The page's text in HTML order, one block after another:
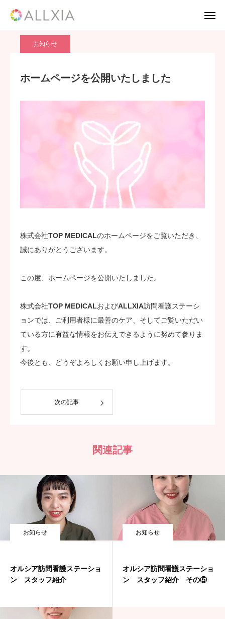
ブログ お知らせ
お知らせ
ホームページを公開いたしました
株式会社TOP MEDICALのホームページをご覧いただき、
誠にありがとうございます。
この度、ホームページを公開いたしました。
株式会社TOP MEDICALおよびALLXIA訪問看護ステーシ
ョンでは、ご利用者様に最善のケア、そしてご覧いただい
ている方に有益な情報をお伝えできるように努めて参りま
す。
今後とも、どうぞよろしくお願い申し上げます。
次の記事
関連記事
お知らせ
オルシア訪問看護ステーショ
ン スタッフ紹介
お知らせ
オルシア訪問看護ステーショ
ン スタッフ紹介 その⑤
TikTok
お問い合わせ
応募フォーム